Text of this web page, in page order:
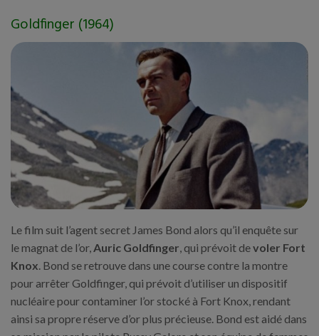
Goldfinger (1964)
Le film suit l’agent secret James Bond alors qu’il enquête sur
le magnat de l’or,Auric Goldfinger, qui prévoit devoler Fort
Knox. Bond se retrouve dans une course contre la montre
pour arrêter Goldfinger, qui prévoit d’utiliser un dispositif
nucléaire pour contaminer l’or stocké à Fort Knox, rendant
ainsi sa propre réserve d’or plus précieuse. Bond est aidé dans